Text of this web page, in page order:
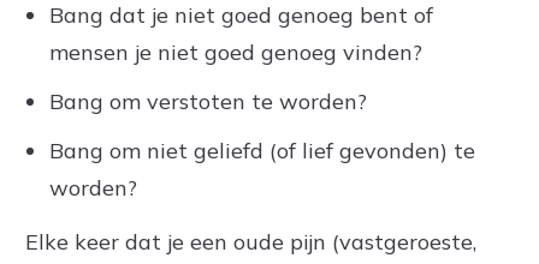
Bang dat je niet goed genoeg bent of
mensen je niet goed genoeg vinden?
Bang om verstoten te worden?
Bang om niet geliefd (of lief gevonden) te
worden?
Elke keer dat je een oude pijn (vastgeroeste,